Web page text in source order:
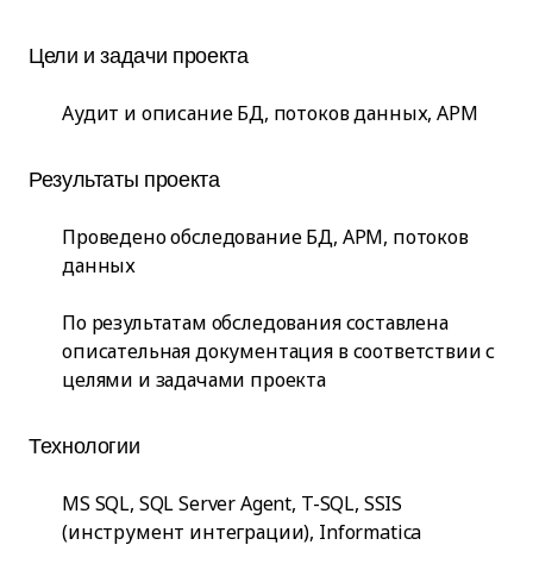
Цели и задачи проекта
Аудит и описание БД, потоков данных, АРМ
Результаты проекта
Проведено обследование БД, АРМ, потоков
данных
По результатам обследования составлена
описательная документация в соответствии с
целями и задачами проекта
Технологии
MS SQL, SQL Server Agent, T-SQL, SSIS
(инструмент интеграции), Informatica